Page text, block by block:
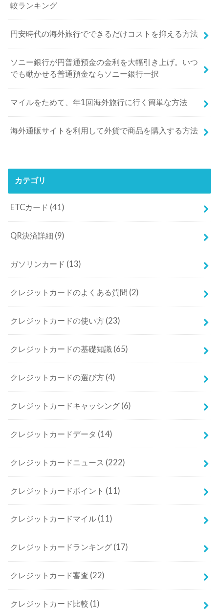
較ランキング
円安時代の海外旅行でできるだけコストを抑える方法
ソニー銀行が円普通預金の金利を大幅引き上げ。いつ
でも動かせる普通預金ならソニー銀行一択
マイルをためて、年1回海外旅行に行く簡単な方法
海外通販サイトを利用して外貨で商品を購入する方法
カテゴリ
ETCカード (41)
QR決済詳細 (9)
ガソリンカード (13)
クレジットカードのよくある質問 (2)
クレジットカードの使い方 (23)
クレジットカードの基礎知識 (65)
クレジットカードの選び方 (4)
クレジットカードキャッシング (6)
クレジットカードデータ (14)
クレジットカードニュース (222)
クレジットカードポイント (11)
クレジットカードマイル (11)
クレジットカードランキング (17)
クレジットカード審査 (22)
クレジットカード比較 (1)